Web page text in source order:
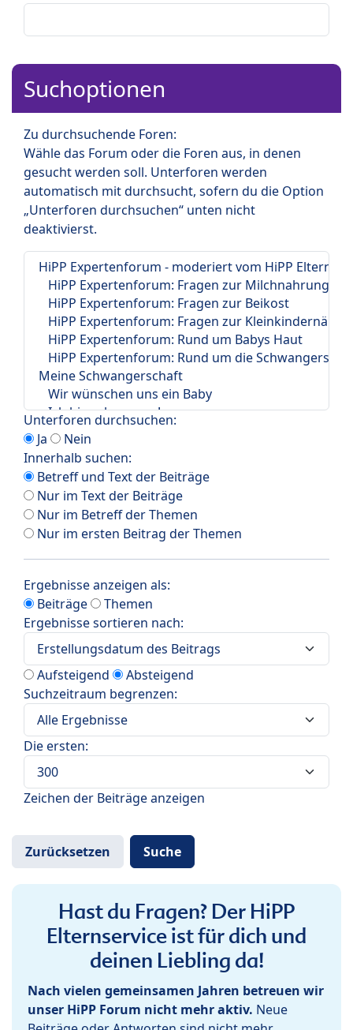
Suchoptionen
Zu durchsuchende Foren:
Wähle das Forum oder die Foren aus, in denen
gesucht werden soll. Unterforen werden
automatisch mit durchsucht, sofern du die Option
„Unterforen durchsuchen“ unten nicht
deaktivierst.
Unterforen durchsuchen:
Ja
Nein
Innerhalb suchen:
Betreff und Text der Beiträge
Nur im Text der Beiträge
Nur im Betreff der Themen
Nur im ersten Beitrag der Themen
Ergebnisse anzeigen als:
Beiträge
Themen
Ergebnisse sortieren nach:
Aufsteigend
Absteigend
Suchzeitraum begrenzen:
Die ersten:
Zeichen der Beiträge anzeigen
Hast du Fragen? Der HiPP
Elternservice ist für dich und
deinen Liebling da!
Nach vielen gemeinsamen Jahren betreuen wir
unser HiPP Forum nicht mehr aktiv. Neue